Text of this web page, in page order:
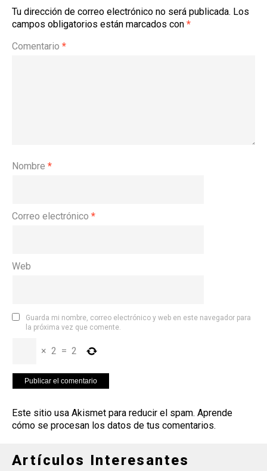
Tu dirección de correo electrónico no será publicada. Los
campos obligatorios están marcados con *
Comentario *
Nombre *
Correo electrónico *
Web
Guarda mi nombre, correo electrónico y web en este navegador para
la próxima vez que comente.
× 2 = 2
Este sitio usa Akismet para reducir el spam. Aprende
cómo se procesan los datos de tus comentarios.
Artículos Interesantes